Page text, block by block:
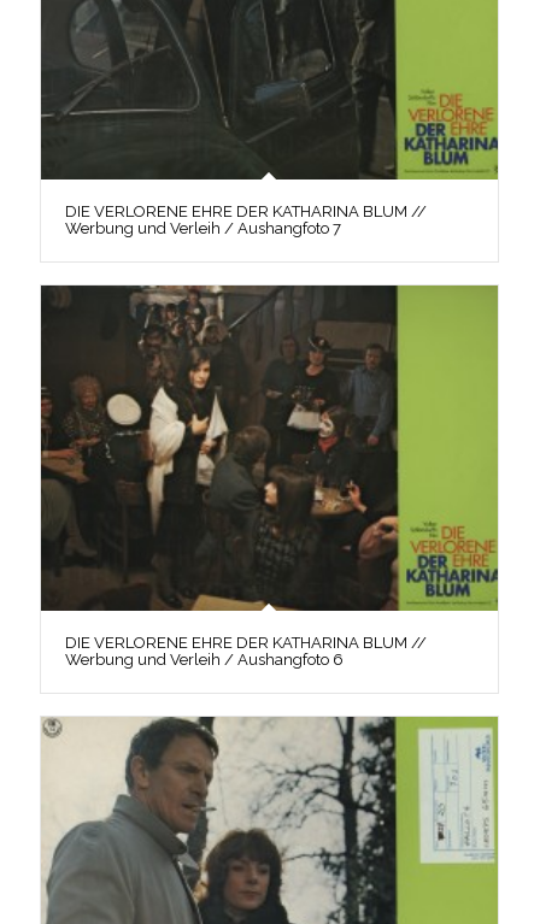
DIE VERLORENE EHRE DER KATHARINA BLUM //
Werbung und Verleih / Aushangfoto 7
DIE VERLORENE EHRE DER KATHARINA BLUM //
Werbung und Verleih / Aushangfoto 6